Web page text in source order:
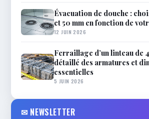
Évacuation de douche :
et 50 mm en fonction de
12 JUIN 2026
Ferraillage d’un linteau de
détaillé des armatures et
essentielles
5 JUIN 2026
✉ NEWSLETTER